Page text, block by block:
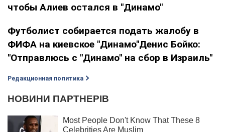
чтобы Алиев остался в "Динамо"
Футболист собирается подать жалобу в
ФИФА на киевское "Динамо"Денис Бойко:
"Отправлюсь с "Динамо" на сбор в Израиль"
Редакционная политика